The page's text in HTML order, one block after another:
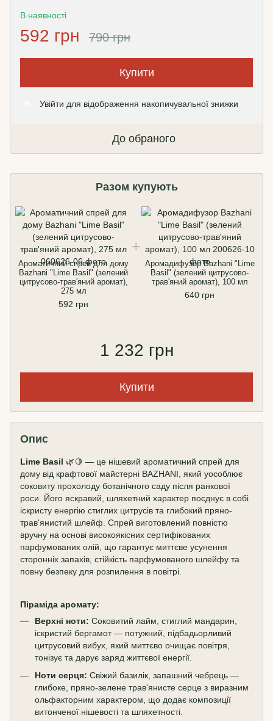
В наявності
592 грн 790 грн
Купити
Увійти для відображення накопичувальної знижки
До обраного
Разом купують
Ароматичний спрей для дому
Bazhani "Lime Basil" (зелений
цитрусово-трав'яний аромат),
275 мл
592 грн
Аромадифузор Bazhani "Lime
Basil" (зелений цитрусово-
трав'яний аромат), 100 мл
640 грн
1 232 грн
Купити
Опис
Lime Basil 🌿🍋 — це нішевий ароматичний спрей для
дому від крафтової майстерні BAZHANI, який уособлює
соковиту прохолоду ботанічного саду після ранкової
роси. Його яскравий, шляхетний характер поєднує в собі
іскристу енергію стиглих цитрусів та глибокий пряно-
трав'янистий шлейф. Спрей виготовлений повністю
вручну на основі високоякісних сертифікованих
парфумованих олій, що гарантує миттєве усунення
сторонніх запахів, стійкість парфумованого шлейфу та
повну безпеку для розпилення в повітрі.
Піраміда аромату:
Верхні ноти: Соковитий лайм, стиглий мандарин,
іскристий бергамот — потужний, підбадьорливий
цитрусовий вибух, який миттєво очищає повітря,
тонізує та дарує заряд життєвої енергії.
Ноти серця: Свіжий базилік, запашний чебрець —
глибоке, пряно-зелене трав'янисте серце з виразним
ольфакторним характером, що додає композиції
витонченої нішевості та шляхетності.